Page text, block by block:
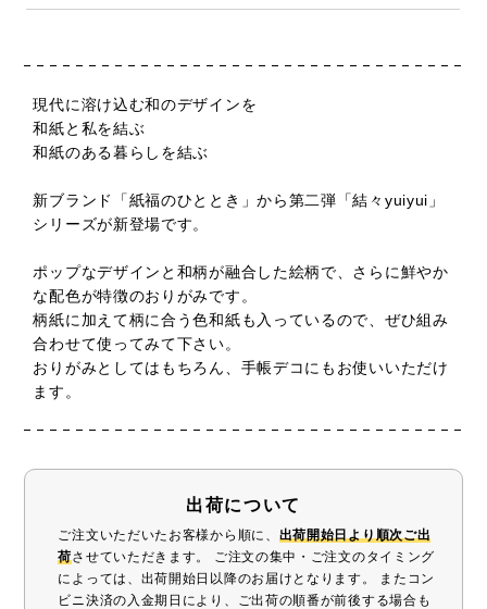
現代に溶け込む和のデザインを
和紙と私を結ぶ
和紙のある暮らしを結ぶ
新ブランド「紙福のひととき」から第二弾「結々yuiyui」
シリーズが新登場です。
ポップなデザインと和柄が融合した絵柄で、さらに鮮やか
な配色が特徴のおりがみです。
柄紙に加えて柄に合う色和紙も入っているので、ぜひ組み
合わせて使ってみて下さい。
おりがみとしてはもちろん、手帳デコにもお使いいただけ
ます。
出荷について
ご注文いただいたお客様から順に、 出荷開始日より順次ご出
荷させていただきます。 ご注文の集中・ご注文のタイミング
によっては、出荷開始日以降のお届けとなります。 またコン
ビニ決済の入金期日により、ご出荷の順番が前後する場合も